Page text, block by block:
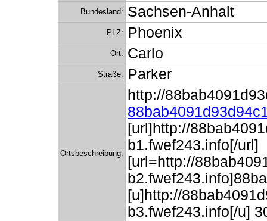
Bundesland: Sachsen-Anhalt
PLZ: Phoenix
Ort: Carlo
Straße: Parker
Ortsbeschreibung:
http://
[url]http://
b1.fwef243.info[/url]
[url=http://
[u]http://
b3.fwef243.info[/u]